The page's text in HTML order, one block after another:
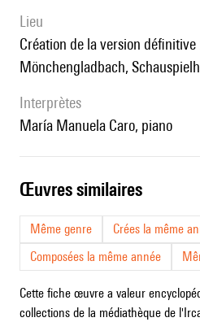
lieu
création de la version définitive : Allemagne,
Mönchengladbach,
interprètes
María Manuela Caro, piano
œuvres similaires
Même genre
Crées la même
Composées la même année
Cette fiche œuvre a valeur
collections de la médiathèque de